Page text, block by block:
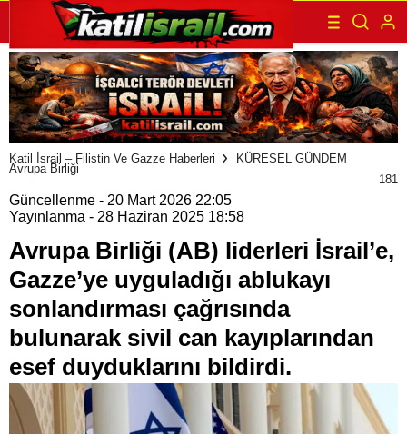
kayıplarından esef duyduklarını bildirdi.
Katil İsrail – Filistin Ve Gazze Haberleri KÜRESEL GÜNDEM
Avrupa Birliği
181
Güncellenme - 20 Mart 2026 22:05
Yayınlanma - 28 Haziran 2025 18:58
Avrupa Birliği (AB) liderleri İsrail’e,
Gazze’ye uyguladığı ablukayı
sonlandırması çağrısında
bulunarak sivil can kayıplarından
esef duyduklarını bildirdi.